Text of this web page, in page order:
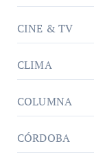
CINE & TV
CLIMA
COLUMNA
CÓRDOBA